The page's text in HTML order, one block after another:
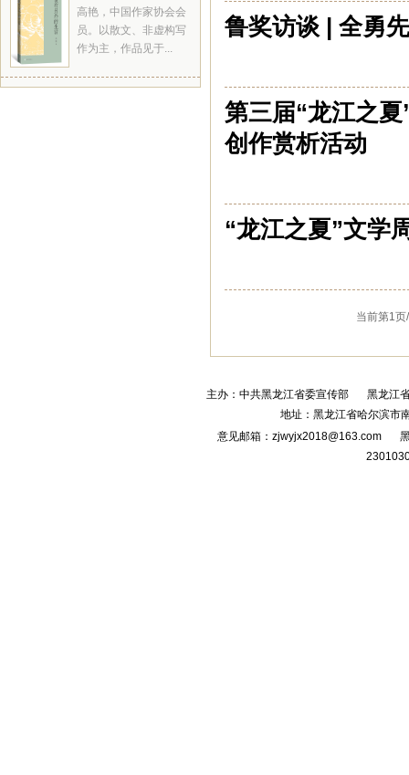
高艳，中国作家协会会
员。以散文、非虚构写
作为主，作品见于...
鲁奖访谈 | 全勇
第三届“龙江之
创作赏析活动
“龙江之夏”文学
当前第1
主办：中共黑龙江省委宣传部
黑龙江
地址：黑龙江省哈尔滨市
意见邮箱：zjwyjx2018@163.com